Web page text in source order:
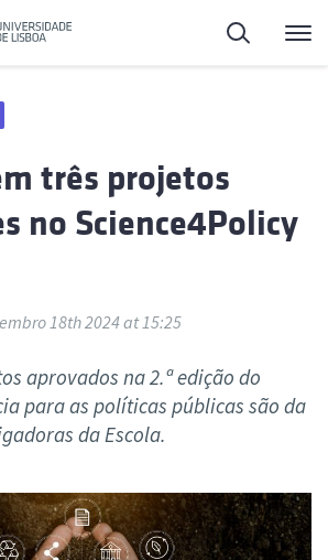
Pesquisa
três projetos
no Science4Policy
18th 2024 at 15:25
aprovados na 2.ª edição do
para as políticas públicas são da
da Escola.